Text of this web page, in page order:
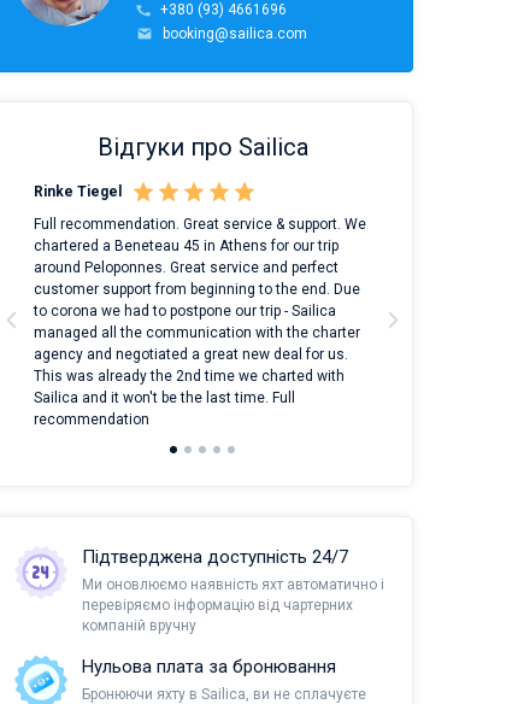
+380 (93) 4661696
booking@sailica.com
Відгуки про Sailica
Rinke Tiegel
Full recommendation. Great service & support. We
chartered a Beneteau 45 in Athens for our trip
around Peloponnes. Great service and perfect
customer support from beginning to the end. Due
to corona we had to postpone our trip - Sailica
managed all the communication with the charter
agency and negotiated a great new deal for us.
This was already the 2nd time we charted with
Sailica and it won't be the last time. Full
recommendation
Підтверджена доступність 24/7
Ми оновлюємо наявність яхт автоматично і
перевіряємо інформацію від чартерних
компаній вручну
Нульова плата за бронювання
Бронюючи яхту в Sailica, ви не сплачуєте